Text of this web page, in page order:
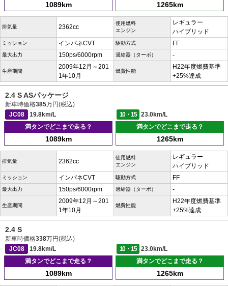
1089km 1265km
排気量 2362cc
使用燃料
エンジン
レギュラー
ハイブリッド
ミッション インパネCVT 駆動方式 FF
最大出力 150ps/6000rpm 過給器（ターボ） -
生産期間
2009年12月～201
1年10月
燃費性能
H22年度燃費基準
+25%達成
2.4 S ASパッケージ
新車時価格385万円(税込)
JC08
19.8km/L 10・15
23.0km/L
満タンでどこまで走る？
1089km
満タンでどこまで走る？
1265km
排気量 2362cc
使用燃料
エンジン
レギュラー
ハイブリッド
ミッション インパネCVT 駆動方式 FF
最大出力 150ps/6000rpm 過給器（ターボ） -
生産期間
2009年12月～201
1年10月
燃費性能
H22年度燃費基準
+25%達成
2.4 S
新車時価格338万円(税込)
JC08
19.8km/L 10・15
23.0km/L
満タンでどこまで走る？
1089km
満タンでどこまで走る？
1265km